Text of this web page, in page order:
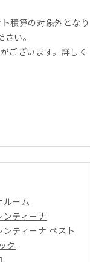
積算の対象外となり
い。
ございます。詳しく
ルーム
ンティーナ
ンティーナ ペスト
ク